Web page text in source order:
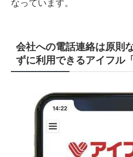
なっています。
会社への電話連絡は原則
ずに利用できるアイフル